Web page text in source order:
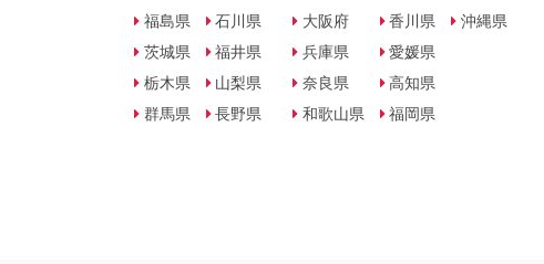
福島県
茨城県
栃木県
群馬県
石川県
福井県
山梨県
長野県
大阪府
兵庫県
奈良県
和歌山県
香川県
愛媛県
高知県
福岡県
沖縄県